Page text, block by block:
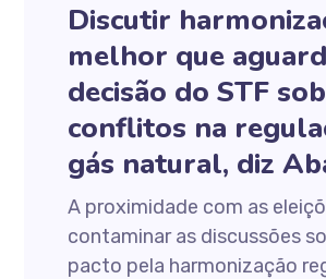
Discutir
melhor que
decisão do STF
conflitos na
gás natural, diz
A proximidade com as
contaminar as discussões
pacto pela harmonização